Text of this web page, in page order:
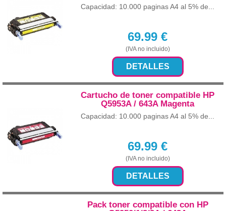
Capacidad: 10.000 paginas A4 al 5% de...
69.99 €
(IVA no incluido)
DETALLES
Cartucho de toner compatible HP
Q5953A / 643A Magenta
Capacidad: 10.000 paginas A4 al 5% de...
69.99 €
(IVA no incluido)
DETALLES
Pack toner compatible con HP